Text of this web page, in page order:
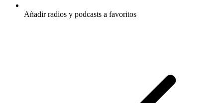
Añadir radios y podcasts a favoritos